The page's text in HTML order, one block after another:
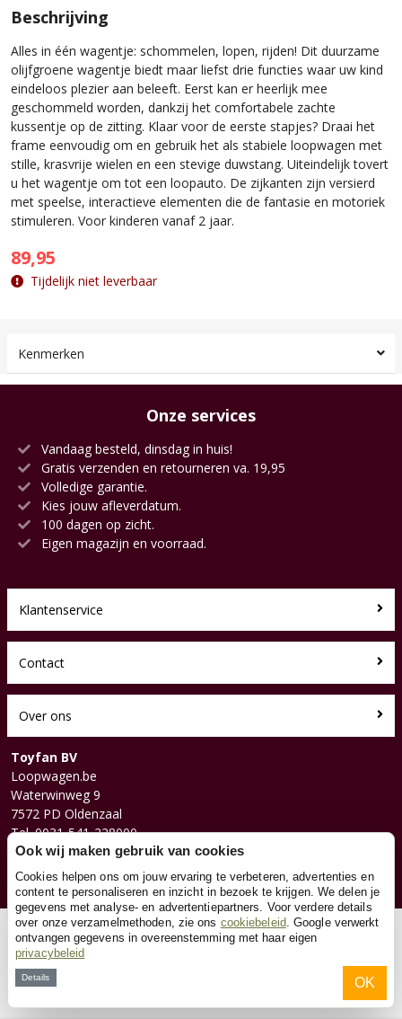
Beschrijving
Alles in één wagentje: schommelen, lopen, rijden! Dit duurzame
olijfgroene wagentje biedt maar liefst drie functies waar uw kind
eindeloos plezier aan beleeft. Eerst kan er heerlijk mee
geschommeld worden, dankzij het comfortabele zachte
kussentje op de zitting. Klaar voor de eerste stapjes? Draai het
frame eenvoudig om en gebruik het als stabiele loopwagen met
stille, krasvrije wielen en een stevige duwstang. Uiteindelijk tovert
u het wagentje om tot een loopauto. De zijkanten zijn versierd
met speelse, interactieve elementen die de fantasie en motoriek
stimuleren. Voor kinderen vanaf 2 jaar.
89,95
Tijdelijk niet leverbaar
Kenmerken
Onze services
Vandaag besteld, dinsdag in huis!
Gratis verzenden en retourneren va. 19,95
Volledige garantie.
Kies jouw afleverdatum.
100 dagen op zicht.
Eigen magazijn en voorraad.
Klantenservice
Contact
Over ons
Toyfan BV
Loopwagen.be
Waterwinweg 9
7572 PD Oldenzaal
Tel. 0031-541-228000
Facebook
Instagram
© 2026 Toyfan BV
Ook wij maken gebruik van cookies
Cookies helpen ons om jouw ervaring te verbeteren, advertenties en
content te personaliseren en inzicht in bezoek te krijgen. We delen je
gegevens met analyse- en advertentiepartners. Voor verdere details
over onze verzamelmethoden, zie ons cookiebeleid. Google verwerkt
ontvangen gegevens in overeenstemming met haar eigen
privacybeleid
Details OK